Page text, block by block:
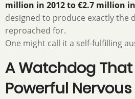
million in 2012 to €2.7 million
designed to produce exactly the
reproached for.
One might call it a self-fulfilling
A Watchdog
Powerful Nervous